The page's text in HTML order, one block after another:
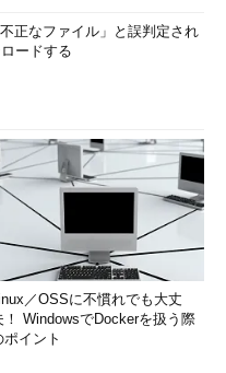
正なファイル」と誤判定され
ードする
／OSSに不慣れでも大丈
！ WindowsでDockerを扱う際
ポイント